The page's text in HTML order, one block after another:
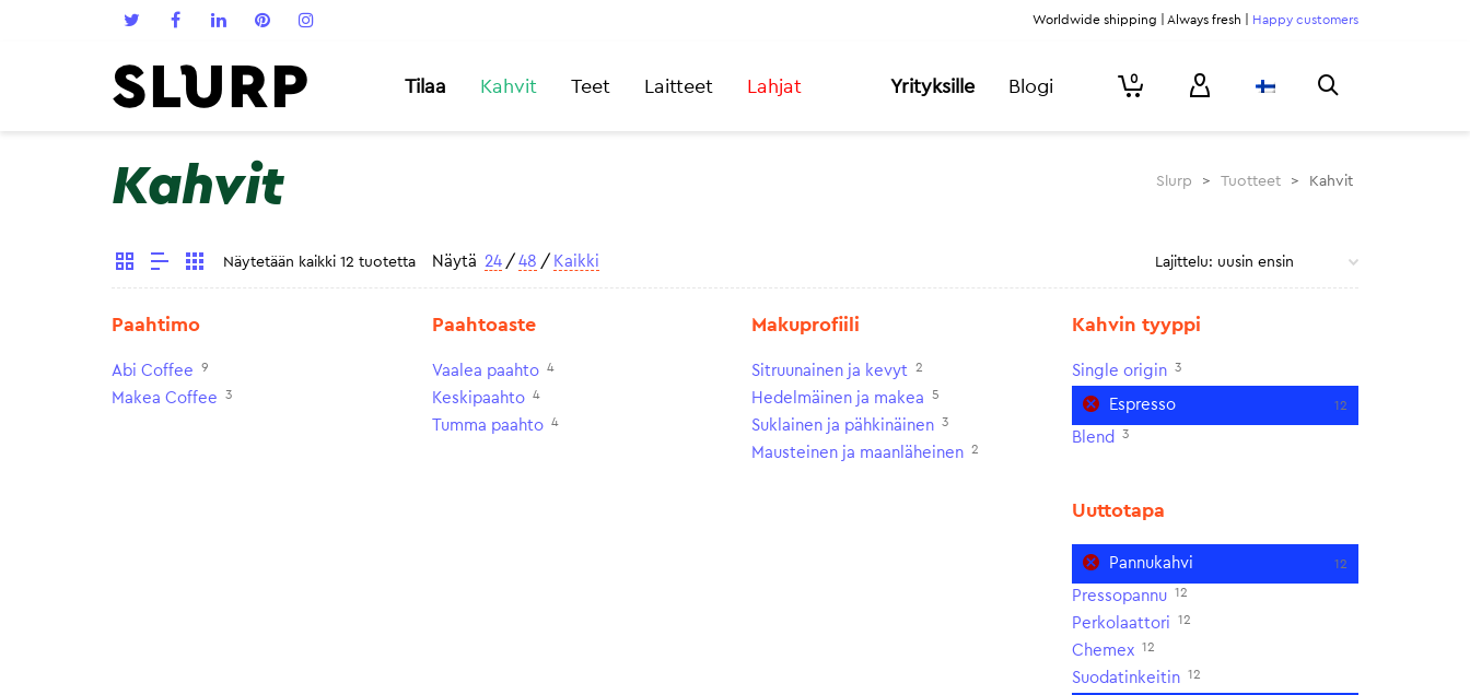
Worldwide shipping | Always fresh | Happy customers
Tilaa Kahvit Teet Laitteet Lahjat Yrityksille Blogi 0
Kahvit Slurp > Tuotteet > Kahvit
Näytetään kaikki 12 tuotetta Näytä 24 / 48 / Kaikki
Paahtimo
Abi Coffee 9
Makea Coffee 3
Paahtoaste
Vaalea paahto 4
Keskipaahto 4
Tumma paahto 4
Makuprofiili
Sitruunainen ja kevyt 2
Hedelmäinen ja makea 5
Suklainen ja pähkinäinen 3
Mausteinen ja maanläheinen 2
Kahvin tyyppi
Single origin 3
Espresso 12
Blend 3
Uuttotapa
Pannukahvi 12
Pressopannu 12
Perkolaattori 12
Chemex 12
Suodatinkeitin 12